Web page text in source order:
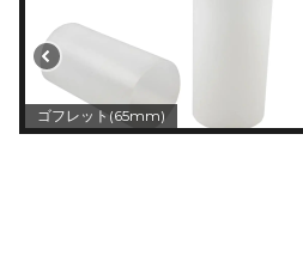
ゴフレット(65mm)